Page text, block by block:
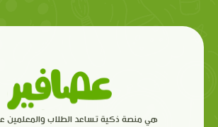
هي منصة ذكية تساعد الطلاب والمعلمين